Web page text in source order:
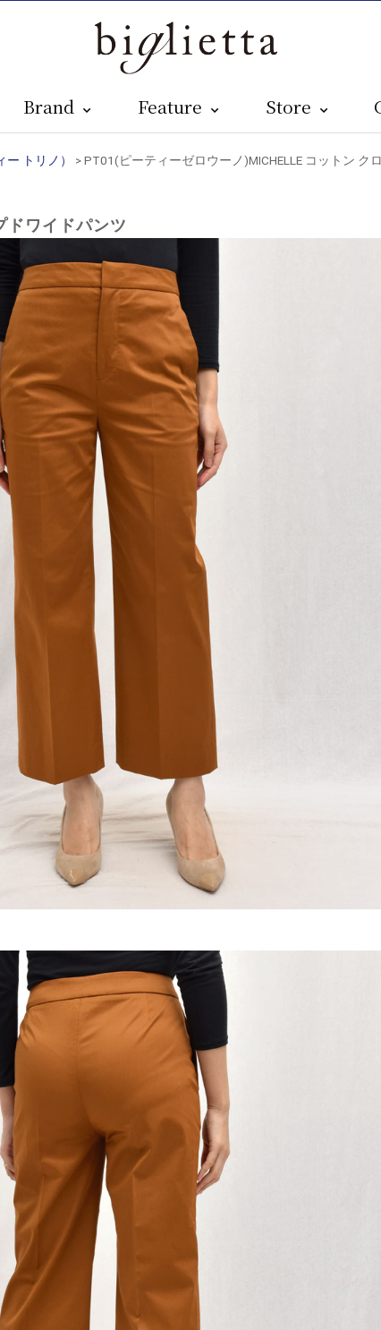
Brand Feature Store
ー トリノ） > PT01(ピーティーゼロウーノ)MICHELLE コットン ク
ワイドパンツ